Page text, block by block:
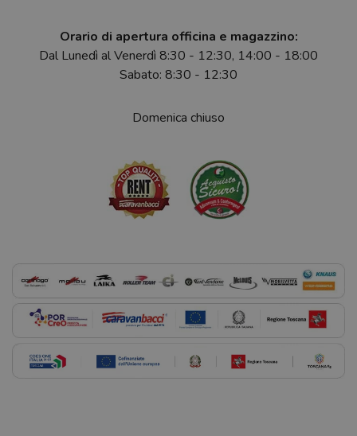
Orario di apertura officina e magazzino:
Dal Lunedì al Venerdì 8:30 - 12:30, 14:00 - 18:00
Sabato: 8:30 - 12:30
Domenica chiuso